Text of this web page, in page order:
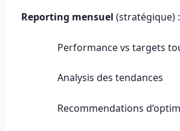
Reporting mensuel (stratégique) :
Performance vs targets
Analysis des tendances
Recommendations